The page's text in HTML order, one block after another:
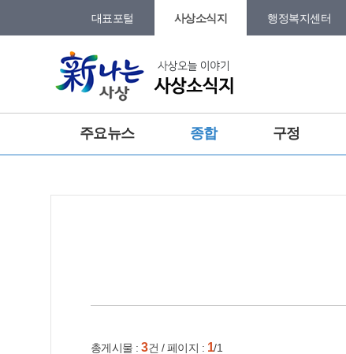
대표포털 사상소식지 행정복지센터
주요뉴스 종합 구정
총게시물 : 3건 / 페이지 : 1/1